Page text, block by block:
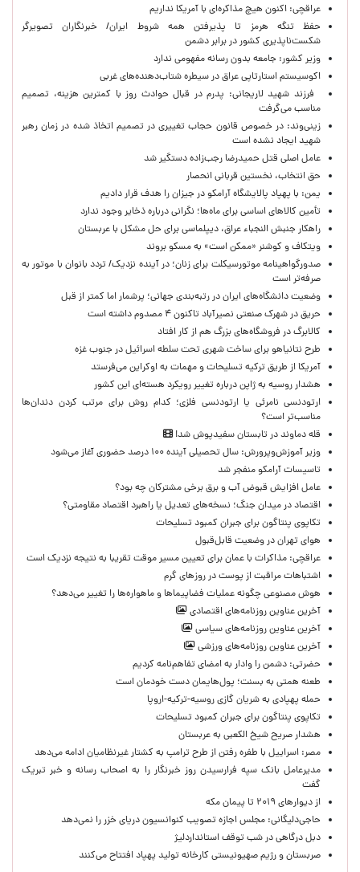
عراقچی: اکنون هیچ مذاکره‌ای با آمریکا نداریم
حفظ تنگه هرمز تا پذیرفتن همه شروط ایران/ خبرنگاران تصویرگر
شکست‌ناپذیری کشور در برابر دشمن
وزیر کشور: جامعه بدون رسانه مفهومی ندارد
اکوسیستم استارتاپی عراق در سیطره شتاب‌دهنده‌‌های غربی
فرزند شهید لاریجانی: پدرم در قبال حوادث روز با کمترین هزینه، تصمیم
مناسب می‌گرفت
زینی‌وند: در خصوص قانون حجاب تغییری در تصمیم اتخاذ شده در زمان رهبر
شهید ایجاد نشده است
عامل اصلی قتل حمیدرضا رجب‌زاده دستگیر شد
حق انتخاب، نخستین قربانی انحصار
یمن: با پهپاد پالایشگاه آرامکو در جیزان را هدف قرار دادیم
تأمین کالاهای اساسی برای ماه‌ها؛ نگرانی درباره ذخایر وجود ندارد
راهکار جنبش النجباء عراق، دیپلماسی برای حل مشکل با عربستان
ویتکاف و کوشنر «ممکن است» به مسکو بروند
صدورگواهینامه موتورسیکلت برای زنان؛ در آینده نزدیک/ تردد بانوان با موتور به‌
صرفه‌تر است
وضعیت دانشگاه‌های ایران در رتبه‌بندی جهانی؛ پرشمار اما کمتر از قبل
حریق در شهرک صنعتی نصیرآباد تاکنون ۴ مصدوم داشته است
کالابرگ در فروشگاه‌های بزرگ هم از کار افتاد
طرح نتانیاهو برای ساخت شهری تحت سلطه اسرائیل در جنوب غزه
آمریکا از طریق ترکیه تسلیحات و مهمات به اوکراین می‌فرستد
هشدار روسیه به ژاپن درباره تغییر رویکرد هسته‌ای این کشور
ارتودنسی نامرئی یا ارتودنسی فلزی؛ کدام روش برای مرتب کردن دندان‌ها
مناسب‌تر است؟
قله دماوند در تابستان سفیدپوش شد!
وزیر آموزش‌وپرورش: سال تحصیلی آینده ۱۰۰ درصد حضوری آغاز می‌شود
تاسیسات آرامکو منفجر شد
عامل افزایش قبوض آب و برق برخی مشترکان چه بود؟
اقتصاد در میدان جنگ؛ نسخه‌های تعدیل یا راهبرد اقتصاد مقاومتی؟
تکاپوی پنتاگون برای جبران کمبود تسلیحات
هوای تهران در وضعیت قابل‌قبول
عراقچی: مذاکرات با عمان برای تعیین مسیر موقت تقریبا به نتیجه نزدیک است
اشتباهات مراقبت از پوست در روزهای گرم
هوش مصنوعی چگونه عملیات فضاپیماها و ماهواره‌ها را تغییر می‌دهد؟
آخرین عناوین روزنامه‌های اقتصادی
آخرین عناوین روزنامه‌های سیاسی
آخرین عناوین روزنامه‌های ورزشی
حضرتی: دشمن را وادار به امضای تفاهم‌نامه کردیم
طعنه همتی به بسنت؛ پول‌هایمان دست خودمان است
حمله پهپادی به شریان گازی روسیه-ترکیه-اروپا
تکاپوی پنتاگون برای جبران کمبود تسلیحات
هشدار صریح شیخ الکعبی به عربستان
مصر: اسراییل با طفره رفتن از طرح ترامپ به کشتار غیرنظامیان ادامه می‌دهد
مدیرعامل بانک سپه فرارسیدن روز خبرنگار را به اصحاب رسانه و خبر تبریک
گفت
از دیوارهای ۲۰۱۹ تا پیمان مکه
حاجی‌دلیگانی: مجلس اجازه تصویب کنوانسیون دریای خزر را نمی‌دهد
دبل درگاهی در شب توقف استانداردلیژ
صربستان و رژیم صهیونیستی کارخانه تولید پهپاد افتتاح می‌کنند